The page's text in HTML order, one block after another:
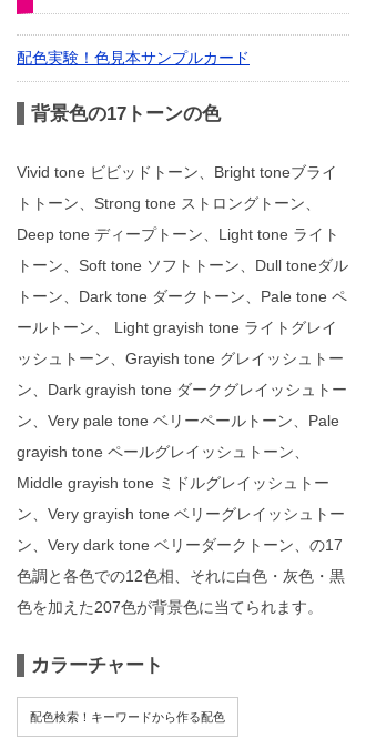
配色実験！色見本サンプルカード
背景色の17トーンの色
Vivid tone ビビッドトーン、Bright toneブライ
トトーン、Strong tone ストロングトーン、
Deep tone ディープトーン、Light tone ライト
トーン、Soft tone ソフトトーン、Dull toneダル
トーン、Dark tone ダークトーン、Pale tone ペ
ールトーン、 Light grayish tone ライトグレイ
ッシュトーン、Grayish tone グレイッシュトー
ン、Dark grayish tone ダークグレイッシュトー
ン、Very pale tone ベリーペールトーン、Pale
grayish tone ペールグレイッシュトーン、
Middle grayish tone ミドルグレイッシュトー
ン、Very grayish tone ベリーグレイッシュトー
ン、Very dark tone ベリーダークトーン、の17
色調と各色での12色相、それに白色・灰色・黒
色を加えた207色が背景色に当てられます。
カラーチャート
配色検索！キーワードから作る配色